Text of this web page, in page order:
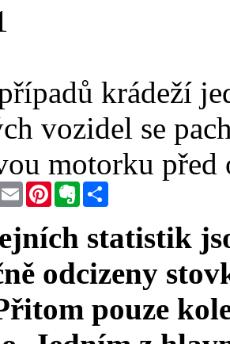
Email PinterestEvernote
statistik
odcizeny
pouze